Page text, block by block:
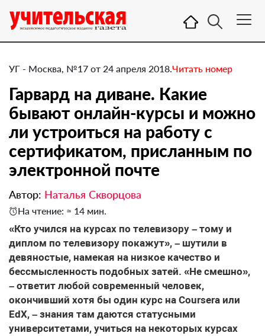
УГ - Москва, №17 от 24 апреля 2018.Читать номер
Гарвард на диване. Какие
бывают онлайн-курсы и можно
ли устроиться на работу с
сертификатом, присланным по
электронной почте
Автор: Наталья Скворцова
На чтение: ≈ 14 мин.
​«Кто учился на курсах по телевизору – тому и
диплом по телевизору покажут», – шутили в
девяностые, намекая на низкое качество и
бессмысленность подобных затей. «Не смешно»,
– ответит любой современный человек,
окончивший хотя бы один курс на Coursera или
EdX, – знания там даются статусными
университетами, учиться на некоторых курсах